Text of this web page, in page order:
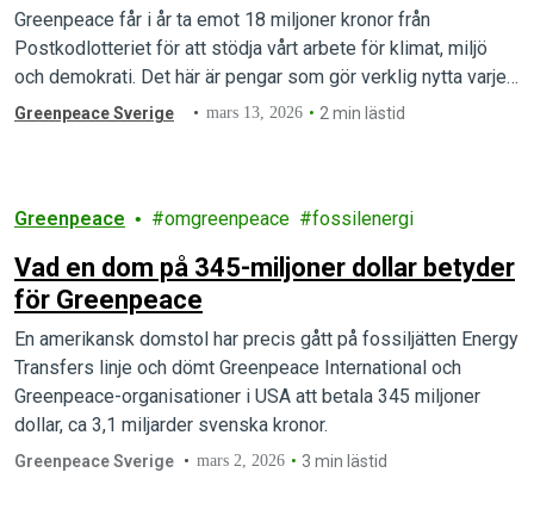
Greenpeace får i år ta emot 18 miljoner kronor från
Postkodlotteriet för att stödja vårt arbete för klimat, miljö
och demokrati. Det här är pengar som gör verklig nytta varje…
Greenpeace Sverige mars 13, 2026 2 min lästid
Greenpeace omgreenpeace fossilenergi
Vad en dom på 345-miljoner dollar betyder
för Greenpeace
En amerikansk domstol har precis gått på fossiljätten Energy
Transfers linje och dömt Greenpeace International och
Greenpeace-organisationer i USA att betala 345 miljoner
dollar, ca 3,1 miljarder svenska kronor.
Greenpeace Sverige mars 2, 2026 3 min lästid